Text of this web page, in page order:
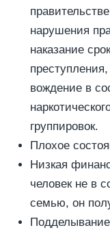
нарушения
наказание
вождение в
группировок.
Плохое
Низкая
человек не в
семью, он